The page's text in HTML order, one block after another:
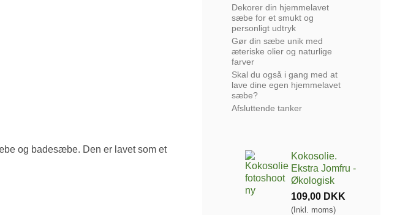
og badesæbe. Den er lavet som et
Dekorer din hjemmelavet
sæbe for et smukt og
personligt udtryk
Gør din sæbe unik med
æteriske olier og naturlige
farver
Skal du også i gang med at
lave dine egen hjemmelavet
sæbe?
Afsluttende tanker
Kokosolie.
Ekstra Jomfru -
Økologisk
109,00 DKK
(Inkl. moms)